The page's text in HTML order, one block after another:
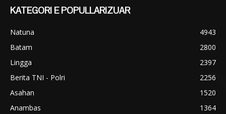
KATEGORI E POPULLARIZUAR
Natuna
4943
Batam
2800
Lingga
2397
Berita TNI - Polri
2256
Asahan
1520
Anambas
1364